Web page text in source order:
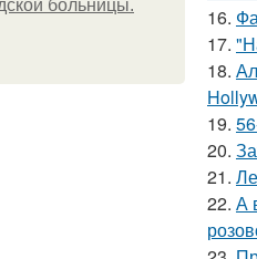
бoльницы.
16.
17.
18.
19.
20.
21.
22. А